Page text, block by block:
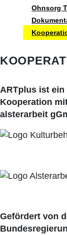
Ohnsorg
ARTplus ist ein
Kooperation
alsterarbeit
Gefördert von